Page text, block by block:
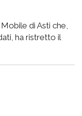
di Asti che,
ha ristretto il